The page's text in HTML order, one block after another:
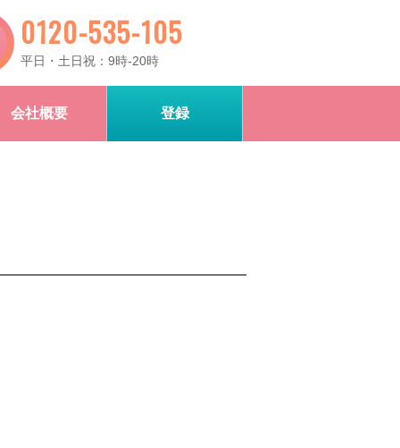
0120-535-105
平日・土日祝：9時-20時
会社概要 登録